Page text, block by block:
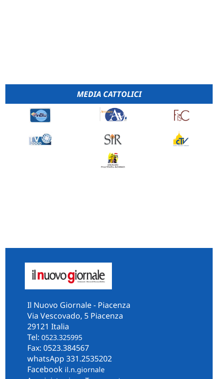
MEDIA CATTOLICI
Il Nuovo Giornale - Piacenza
Via Vescovado, 5 Piacenza
29121 Italia
Tel: 0523.325995
Fax: 0523.384567
whatsApp 331.2535202
Facebook il.n.giornale